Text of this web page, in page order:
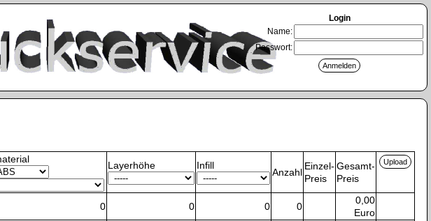
Login
Name:
Passwort:
Layerhöhe Infill
Anzahl
Einzel-
Preis
Gesamt-
Preis
0 0 0 0
0,00
Euro